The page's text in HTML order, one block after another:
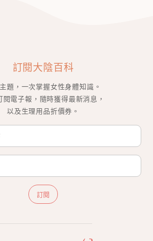
訂閱大陰百科
題，一次掌握女性身體知識。
閱電子報，隨時獲得最新消息，
以及生理用品折價券。
訂閱